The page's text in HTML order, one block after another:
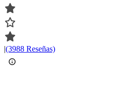
|(3988 Reseñas)